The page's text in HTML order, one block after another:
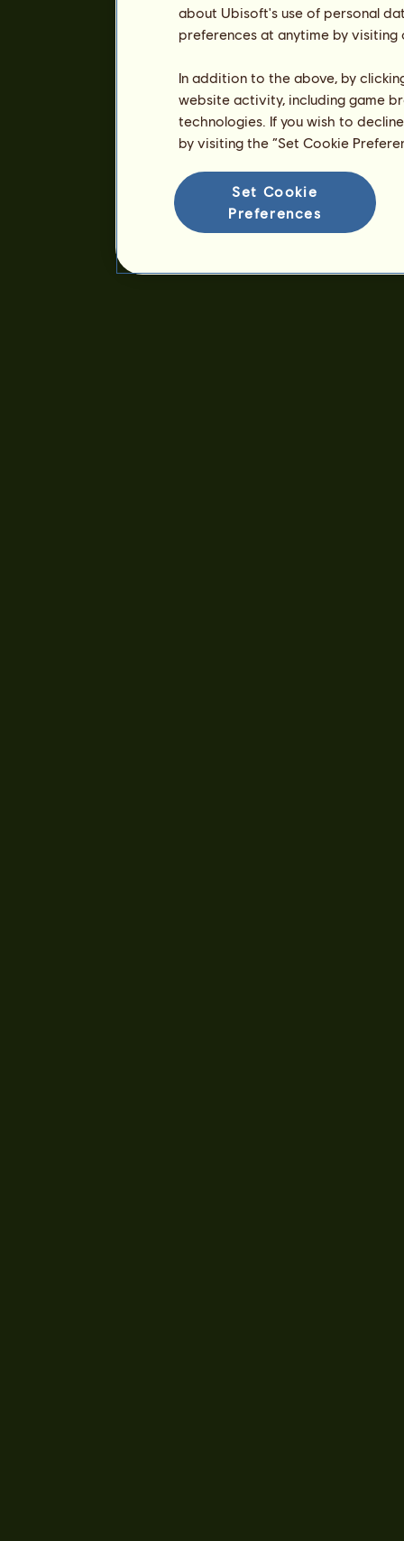
about Ubisoft's use of personal
preferences at anytime by
In addition to the above, by
website activity, including game
technologies. If you wish to
by visiting the “Set Cookie
Set Cookie
Preferences